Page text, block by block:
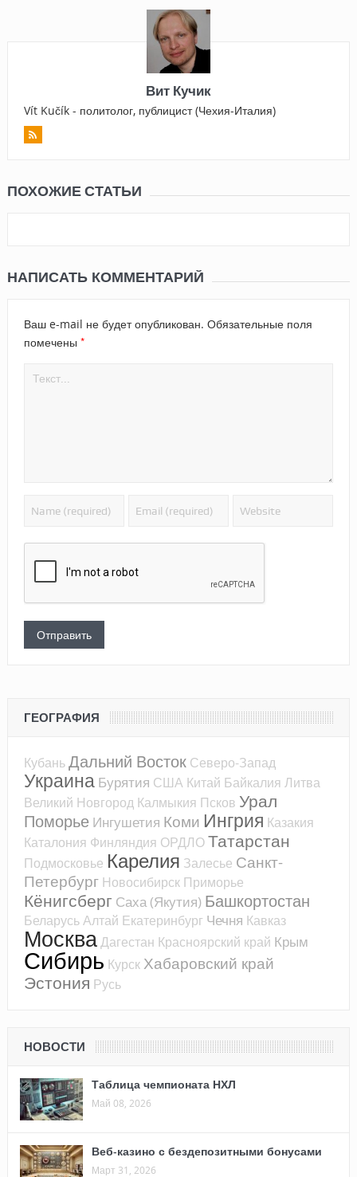
Вит Кучик
Vít Kučík - политолог, публицист (Чехия-Италия)
ПОХОЖИЕ СТАТЬИ
НАПИСАТЬ КОММЕНТАРИЙ
Ваш e-mail не будет опубликован. Обязательные поля
помечены *
ГЕОГРАФИЯ
КубаньДальний Восток Северо-Запад
Украина Бурятия США Китай Байкалия Литва
Великий Новгород Калмыкия Псков Урал
Поморье Ингушетия Коми Ингрия Казакия
Каталония Финляндия ОРДЛОТатарстан
Подмосковье Карелия Залесье Санкт-
Петербург Новосибирск Приморье
Кёнигсберг Саха (Якутия) Башкортостан
БеларусьАлтай Екатеринбург Чечня Кавказ
МоскваДагестан Красноярский край Крым
Сибирь Курск Хабаровский край
Эстония Русь
НОВОСТИ
Таблица чемпионата НХЛ
Май 08, 2026
Веб-казино с бездепозитными бонусами
Март 31, 2026